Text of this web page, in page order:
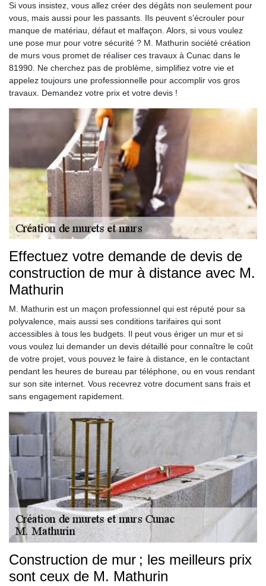
Si vous insistez, vous allez créer des dégâts non seulement pour
vous, mais aussi pour les passants. Ils peuvent s’écrouler pour
manque de matériau, défaut et malfaçon. Alors, si vous voulez
une pose mur pour votre sécurité ? M. Mathurin société création
de murs vous promet de réaliser ces travaux à Cunac dans le
81990. Ne cherchez pas de problème, simplifiez votre vie et
appelez toujours une professionnelle pour accomplir vos gros
travaux. Demandez votre prix et votre devis !
Effectuez votre demande de devis de
construction de mur à distance avec M.
Mathurin
M. Mathurin est un maçon professionnel qui est réputé pour sa
polyvalence, mais aussi ses conditions tarifaires qui sont
accessibles à tous les budgets. Il peut vous ériger un mur et si
vous voulez lui demander un devis détaillé pour connaître le coût
de votre projet, vous pouvez le faire à distance, en le contactant
pendant les heures de bureau par téléphone, ou en vous rendant
sur son site internet. Vous recevrez votre document sans frais et
sans engagement rapidement.
Construction de mur ; les meilleurs prix
sont ceux de M. Mathurin